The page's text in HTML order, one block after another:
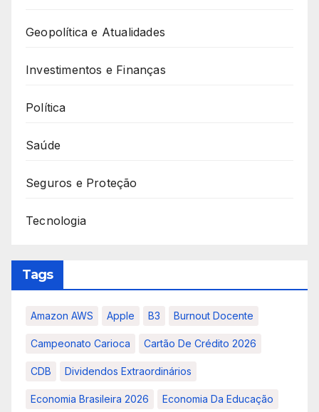
Geopolítica e Atualidades
Investimentos e Finanças
Política
Saúde
Seguros e Proteção
Tecnologia
Tags
Amazon AWS Apple B3 Burnout Docente
Campeonato Carioca Cartão De Crédito 2026
CDB Dividendos Extraordinários
Economia Brasileira 2026 Economia Da Educação